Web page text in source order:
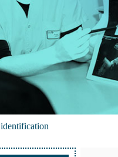
identification